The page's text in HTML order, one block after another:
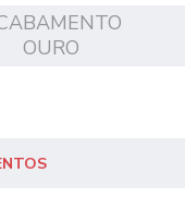
OURO